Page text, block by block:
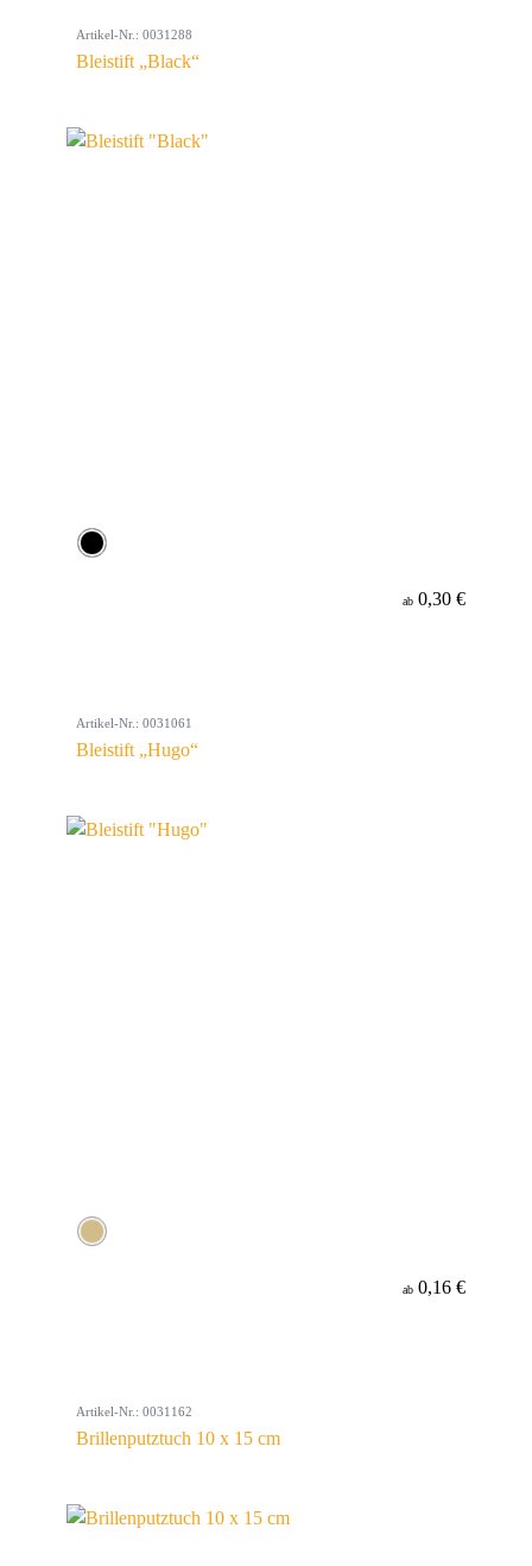
Artikel-Nr.: 0031288
Bleistift „Black“
ab 0,30 €
Artikel-Nr.: 0031061
Bleistift „Hugo“
ab 0,16 €
Artikel-Nr.: 0031162
Brillenputztuch 10 x 15 cm